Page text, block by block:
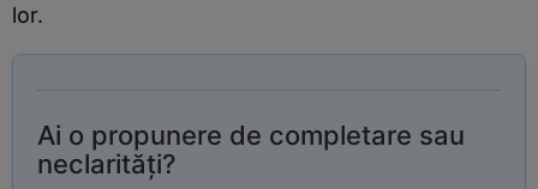
lor.
Ai o propunere de completare sau
neclarități?